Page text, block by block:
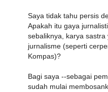
Saya tidak tahu persis
Apakah itu gaya
sebaliknya, karya
jurnalisme (seperti
Kompas)?
Bagi saya --sebagai
sudah mulai